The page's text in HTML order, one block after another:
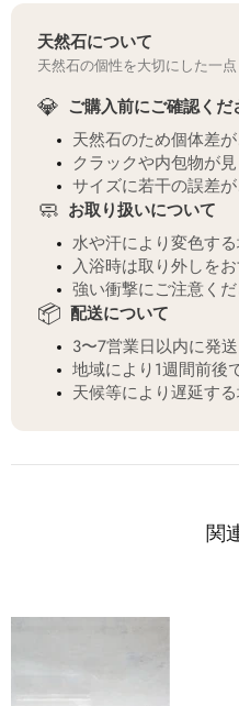
天然石について
天然石の個性を大切にした一点
💎 ご購入前にご確認くだ
天然石のため個体差
クラックや内包物が
サイズに若干の誤差
🧼 お取り扱いについて
水や汗により変色す
入浴時は取り外しを
強い衝撃にご注意く
📦 配送について
3〜7営業日以内に発送
地域により1週間前後
天候等により遅延す
関